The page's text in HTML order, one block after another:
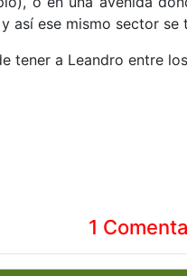
así ese mismo sector
tener a Leandro entre
1